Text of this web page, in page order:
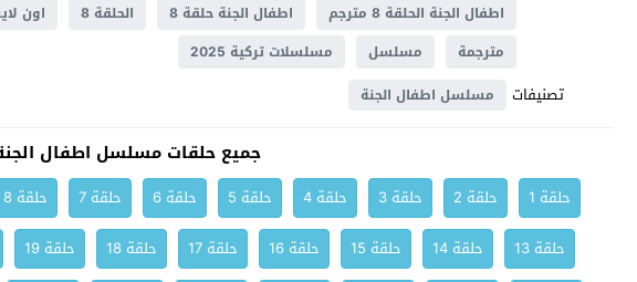
اطفال الجنة الحلقة 8 مترجم
اطفال الجنة حلقة 8 الحلقة 8 اون
مترجمة
مسلسل مسلسلات تركية 2025
تصنيفات مسلسل اطفال الجنة
جميع حلقات مسلسل اطفال
حلقة 1 حلقة 2 حلقة 3 حلقة 4 حلقة 5 حلقة 6 حلقة 7 حلقة 8
حلقة 13
حلقة 14 حلقة 15 حلقة 16 حلقة 17 حلقة 18 حلقة 19